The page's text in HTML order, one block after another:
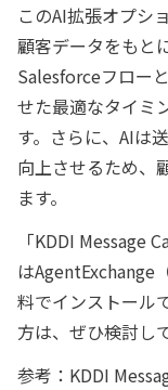
このAI拡張オプシ
顧客データをもと
Salesforceフロー
せた最適なタイミ
す。さらに、AIは
向上させるため、
ます。
「KDDI Message
はAgentExchange
料でインストール
方は、ぜひ検討し
参考：KDDI